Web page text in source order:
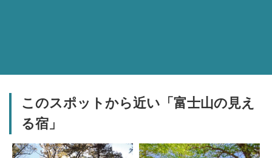
このスポットから近い「富士山の見え
る宿」